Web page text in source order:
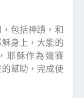
包括神蹟，和
身上，大能的
耶穌作為彌賽
幫助，完成使